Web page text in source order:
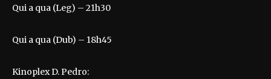
Qui a qua (Leg) – 21h30
Qui a qua (Dub) – 18h45
Kinoplex D. Pedro: